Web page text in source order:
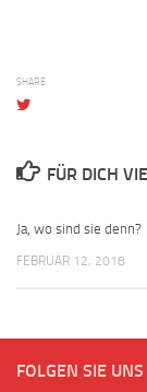
SHARE
FÜR DICH
Ja, wo sind sie denn?
FEBRUAR 12, 2018
FOLGEN SIE UNS